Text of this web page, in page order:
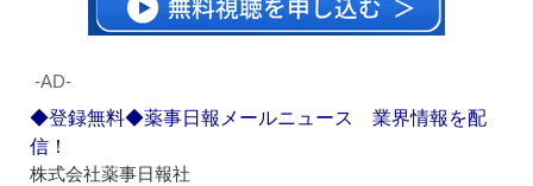
‐AD‐
◆登録無料◆薬事日報メールニュース 業界情報を配
信！
株式会社薬事日報社